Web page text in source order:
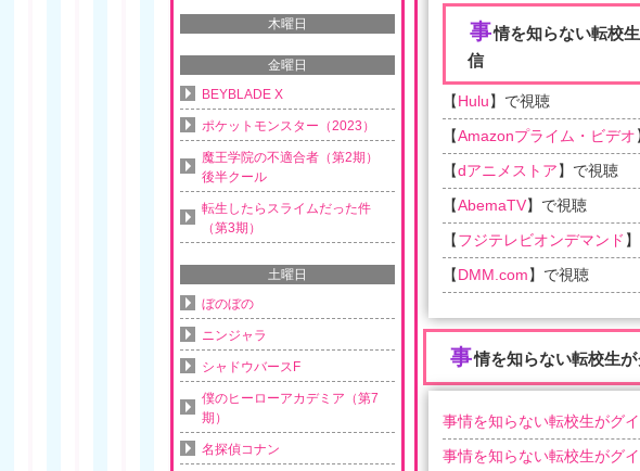
事情を知らない転校
信
【Hulu】で視聴
【Amazonプライム・ビデオ
【dアニメストア】で視聴
【AbemaTV】で視聴
【フジテレビオンデマンド
【DMM.com】で視聴
事情を知らない転校生
事情を知らない転校生がグ
事情を知らない転校生がグ
木曜日
金曜日
BEYBLADE X
ポケットモンスター（2023）
魔王学院の不適合者（第2期）
後半クール
転生したらスライムだった件
（第3期）
土曜日
ぼのぼの
ニンジャラ
シャドウバースF
僕のヒーローアカデミア（第7
期）
名探偵コナン